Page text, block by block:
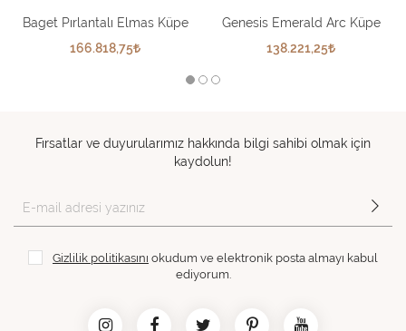
Baget Pırlantalı Elmas Küpe
166.818,75
Genesis Emerald Arc Küpe
138.221,25
Fırsatlar ve duyurularımız hakkında bilgi sahibi olmak için
kaydolun!
Gizlilik politikasını okudum ve elektronik posta almayı kabul
ediyorum.